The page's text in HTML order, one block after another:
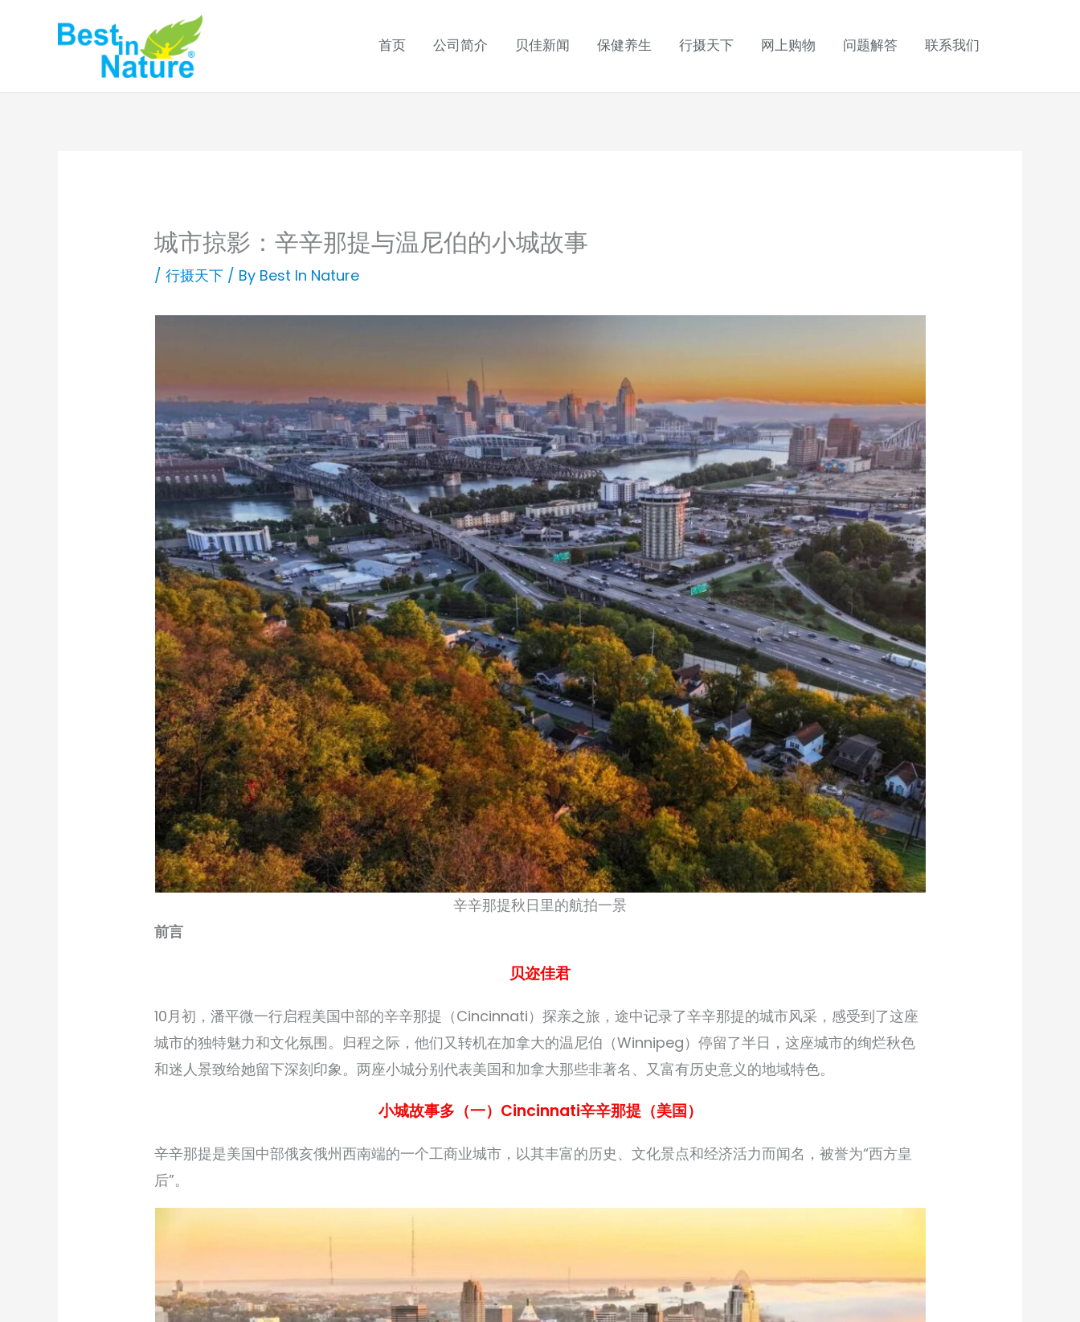
首页 公司简介 贝佳新闻 保健养生 行摄天下 网上购物 问题解答 联系我们
城市掠影：辛辛那提与温尼伯的小城故事
/行摄天下 / By Best In Nature
辛辛那提秋日里的航拍一景
前言
贝迩佳君
10月初，潘平微一行启程美国中部的辛辛那提（Cincinnati）探亲之旅，途中记录了辛辛那提的城市风采，感受到了这座
城市的独特魅力和文化氛围。归程之际，他们又转机在加拿大的温尼伯（Winnipeg）停留了半日，这座城市的绚烂秋色
和迷人景致给她留下深刻印象。两座小城分别代表美国和加拿大那些非著名、又富有历史意义的地域特色。
小城故事多（一）Cincinnati辛辛那提（美国）
辛辛那提是美国中部俄亥俄州西南端的一个工商业城市，以其丰富的历史、文化景点和经济活力而闻名，被誉为“西方皇
后”。